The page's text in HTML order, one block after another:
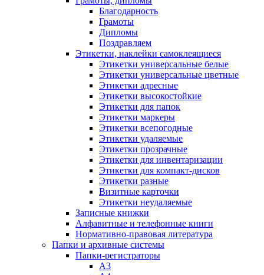
Благодарность
Грамоты
Дипломы
Поздравляем
Этикетки, наклейки самоклеящиеся
Этикетки универсальные белые
Этикетки универсальные цветные
Этикетки адресные
Этикетки высокостойкие
Этикетки для папок
Этикетки маркеры
Этикетки всепогодные
Этикетки удаляемые
Этикетки прозрачные
Этикетки для инвентаризации
Этикетки для компакт-дисков
Этикетки разные
Визитные карточки
Этикетки неудаляемые
Записные книжки
Алфавитные и телефонные книги
Нормативно-правовая литература
Папки и архивные системы
Папки-регистраторы
А3